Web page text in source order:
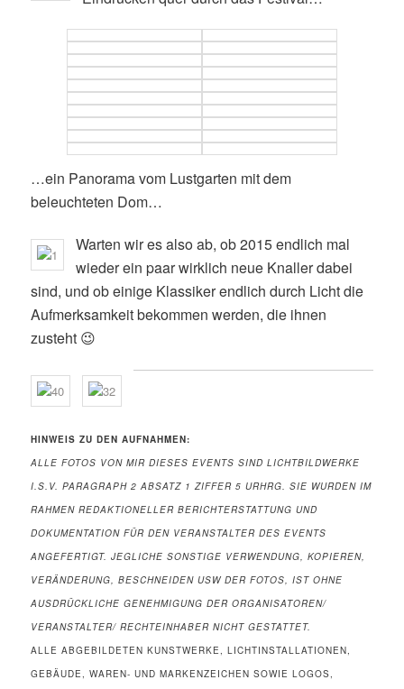
…ein Panorama vom Lustgarten mit dem
beleuchteten Dom…
Warten wir es also ab, ob 2015 endlich mal
wieder ein paar wirklich neue Knaller dabei
sind, und ob einige Klassiker endlich durch Licht die
Aufmerksamkeit bekommen werden, die ihnen
zusteht 😉
HINWEIS ZU DEN AUFNAHMEN:
ALLE FOTOS VON MIR DIESES EVENTS SIND LICHTBILDWERKE
I.S.V. PARAGRAPH 2 ABSATZ 1 ZIFFER 5 URHRG. SIE WURDEN IM
RAHMEN REDAKTIONELLER BERICHTERSTATTUNG UND
DOKUMENTATION FÜR DEN VERANSTALTER DES EVENTS
ANGEFERTIGT. JEGLICHE SONSTIGE VERWENDUNG, KOPIEREN,
VERÄNDERUNG, BESCHNEIDEN USW DER FOTOS, IST OHNE
AUSDRÜCKLICHE GENEHMIGUNG DER ORGANISATOREN/
VERANSTALTER/ RECHTEINHABER NICHT GESTATTET.
ALLE ABGEBILDETEN KUNSTWERKE, LICHTINSTALLATIONEN,
GEBÄUDE, WAREN- UND MARKENZEICHEN SOWIE LOGOS,